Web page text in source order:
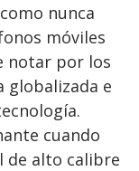
nunca
móviles
notar por los
globalizada e
cuando
de alto calibre